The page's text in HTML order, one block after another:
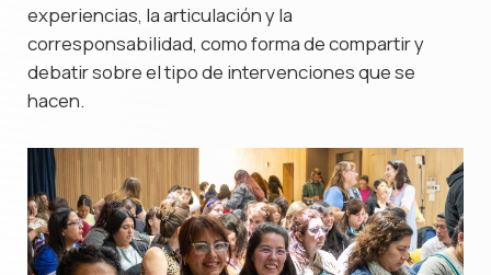
experiencias, la articulación y la
corresponsabilidad, como forma de compartir y
debatir sobre el tipo de intervenciones que se
hacen.